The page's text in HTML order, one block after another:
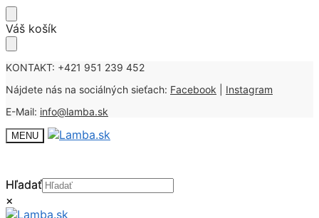
Skip
to
Skip
to
Váš košík
KONTAKT: +421 951 239 452
Nájdete nás na sociálných sieťach: Facebook
Instagram
E-Mail: info@lamba.sk
MENU
Hľadať
×
Hľadať
×